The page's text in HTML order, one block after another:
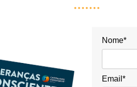
Nome*
Email*